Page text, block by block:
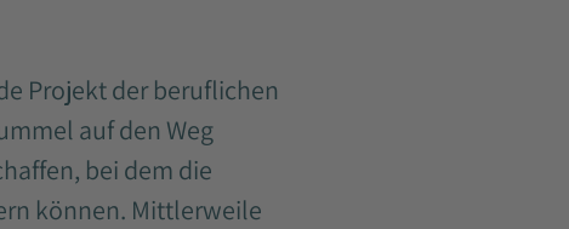
Projekt der beruflichen
auf den Weg
bei dem die
können. Mittlerweile